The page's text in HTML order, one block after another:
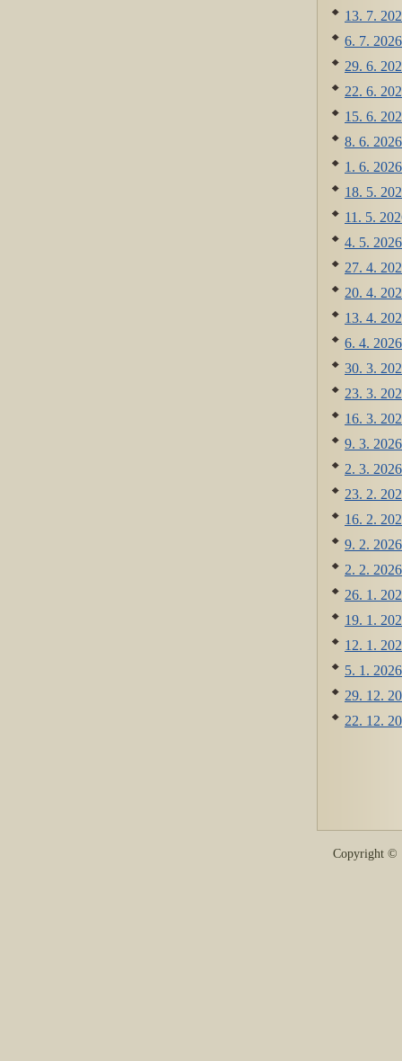
13. 7.
6. 7.
29. 6.
22. 6.
15. 6.
8. 6.
1. 6.
18. 5.
11. 5.
4. 5.
27. 4.
20. 4.
13. 4.
6. 4.
30. 3.
23. 3.
16. 3.
9. 3.
2. 3.
23. 2.
16. 2.
9. 2.
2. 2.
26. 1.
19. 1.
12. 1.
5. 1.
29. 12.
22. 12.
Copyright